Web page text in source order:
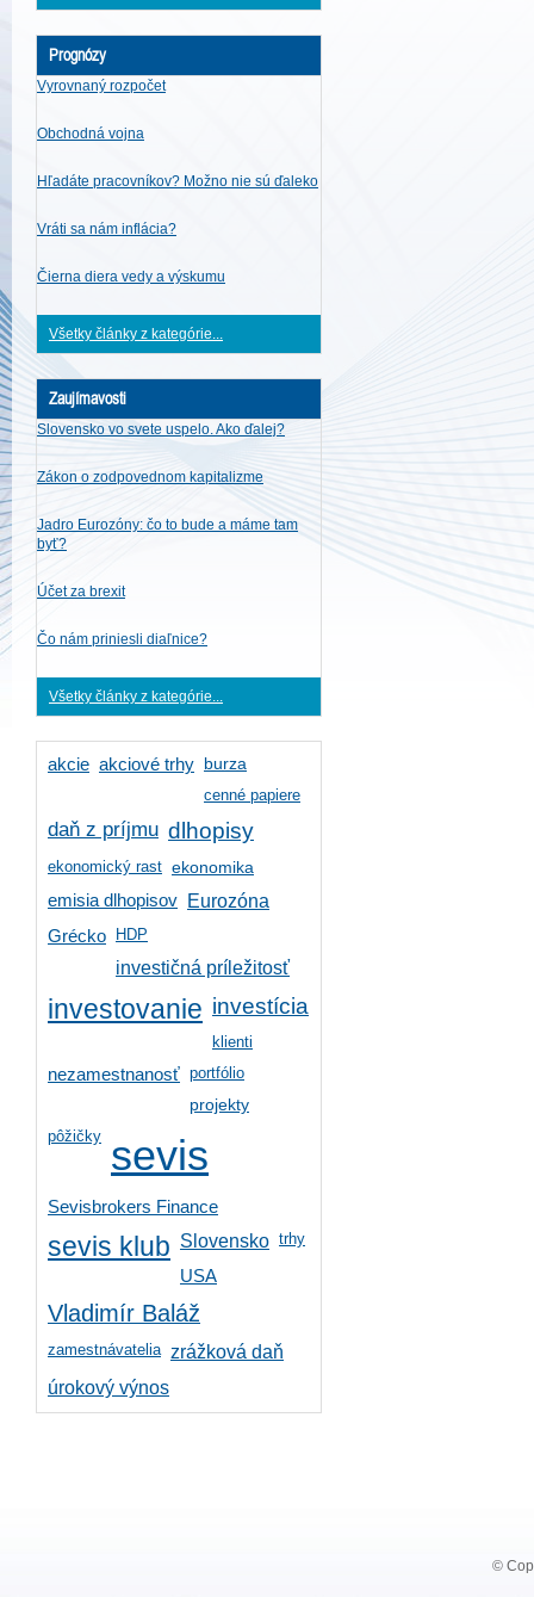
Prognózy
Vyrovnaný rozpočet
Obchodná vojna
Hľadáte pracovníkov? Možno nie sú ďaleko
Vráti sa nám inflácia?
Čierna diera vedy a výskumu
Všetky články z kategórie...
Zaujímavosti
Slovensko vo svete uspelo. Ako ďalej?
Zákon o zodpovednom kapitalizme
Jadro Eurozóny: čo to bude a máme tam
byť?
Účet za brexit
Čo nám priniesli diaľnice?
Všetky články z kategórie...
akcie akciové trhy burza
cenné papiere
daň z príjmu dlhopisy
ekonomický rast ekonomika
emisia dlhopisov
Eurozóna
Grécko HDP
investičná príležitosť
investovanie investícia
klienti
nezamestnanosť portfólio
projekty
pôžičky sevis
Sevisbrokers Finance
sevis klub Slovensko trhy
USA
Vladimír Baláž
zamestnávatelia zrážková daň
úrokový výnos
©